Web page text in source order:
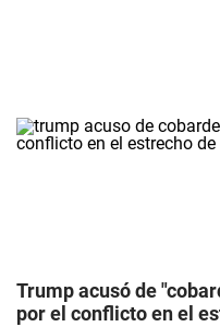
Trump acusó de
por el conflicto en el